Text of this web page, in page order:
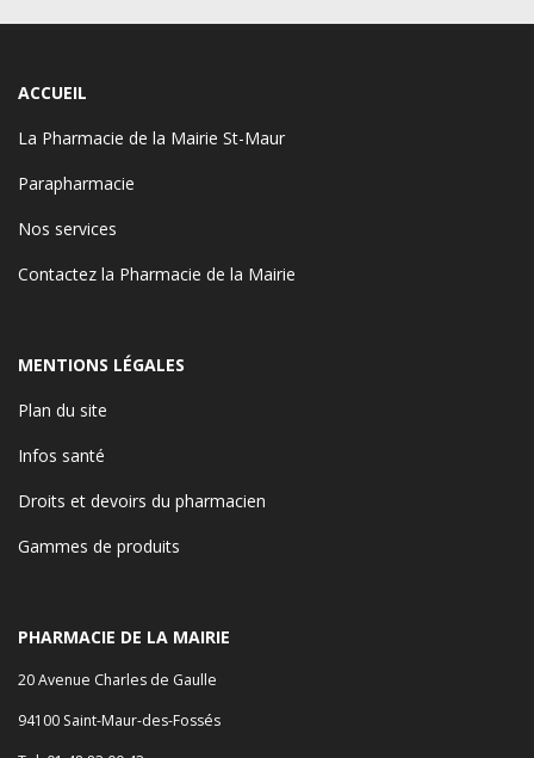
ACCUEIL
La Pharmacie de la Mairie St-Maur
Parapharmacie
Nos services
Contactez la Pharmacie de la Mairie
MENTIONS LÉGALES
Plan du site
Infos santé
Droits et devoirs du pharmacien
Gammes de produits
PHARMACIE DE LA MAIRIE
20 Avenue Charles de Gaulle
94100 Saint-Maur-des-Fossés